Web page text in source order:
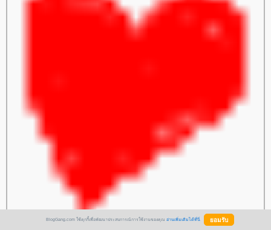
) 17 มกราคม 2549 18:16:05 น.
BlogGang.com ใช้คุกกี้เพื่อพัฒนาประสบการณ์การใช้งานของคุณ อ่านเพิ่มเติมได้ที่นี่